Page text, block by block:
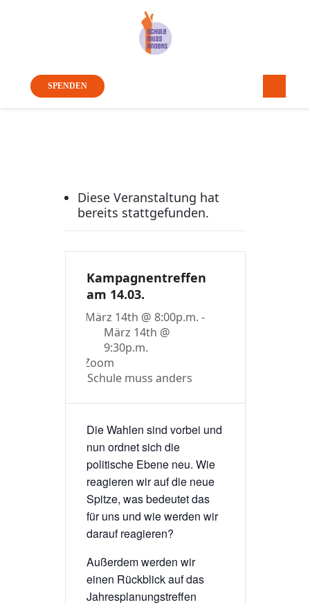
SPENDEN
Diese Veranstaltung hat
bereits stattgefunden.
Kampagnentreffen
am 14.03.
März 14th @ 8:00p.m. -
März 14th @
9:30p.m.
Zoom
Schule muss anders
Die Wahlen sind vorbei und
nun ordnet sich die
politische Ebene neu. Wie
reagieren wir auf die neue
Spitze, was bedeutet das
für uns und wie werden wir
darauf reagieren?
Außerdem werden wir
einen Rückblick auf das
Jahresplanungstreffen